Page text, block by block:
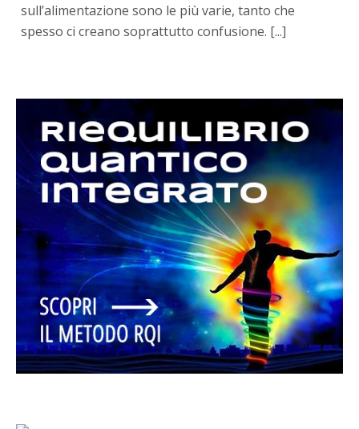
sull’alimentazione sono le più varie, tanto che
spesso ci creano soprattutto confusione. [...]